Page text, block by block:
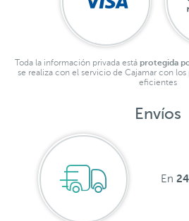
Toda la información privada está protegida
se realiza con el servicio de Cajamar con
eficientes
Envíos
En